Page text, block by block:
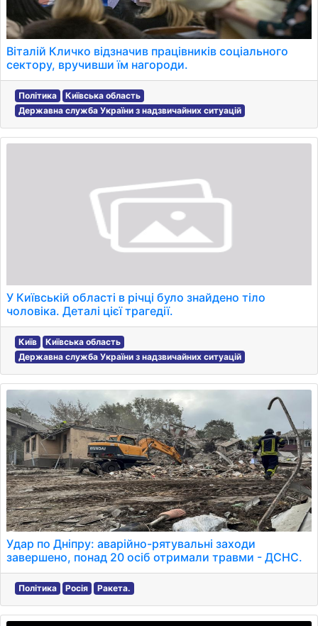
Віталій Кличко відзначив працівників соціального
сектору, вручивши їм нагороди.
Політика
Київська область
Державна служба України з надзвичайних ситуацій
У Київській області в річці було знайдено тіло
чоловіка. Деталі цієї трагедії.
Київ
Київська область
Державна служба України з надзвичайних ситуацій
Удар по Дніпру: аварійно-рятувальні заходи
завершено, понад 20 осіб отримали травми - ДСНС.
Політика Росія Ракета.